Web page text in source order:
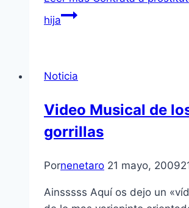
hija
Noticia
Video Musical de
gorrillas
Pornenetaro 21 mayo, 2009
Ainsssss Aquí­ os dejo un